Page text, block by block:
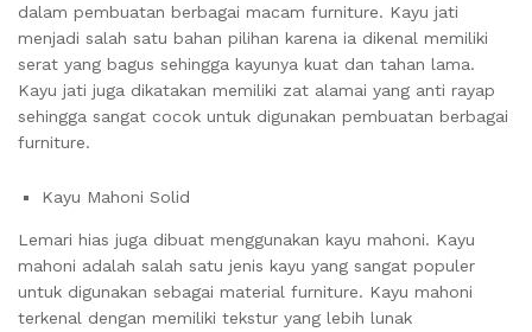
dalam pembuatan berbagai macam furniture. Kayu jati
menjadi salah satu bahan pilihan karena ia dikenal memiliki
serat yang bagus sehingga kayunya kuat dan tahan lama.
Kayu jati juga dikatakan memiliki zat alamai yang anti rayap
sehingga sangat cocok untuk digunakan pembuatan berbagai
furniture.
Kayu Mahoni Solid
Lemari hias juga dibuat menggunakan kayu mahoni. Kayu
mahoni adalah salah satu jenis kayu yang sangat populer
untuk digunakan sebagai material furniture. Kayu mahoni
terkenal dengan memiliki tekstur yang lebih lunak